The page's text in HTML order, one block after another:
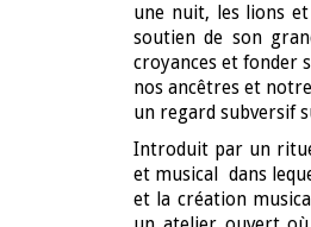
une nuit, les lions
soutien de son
croyances et fonder
nos ancêtres et
un regard subversif
Introduit par un
et musical dans
et la création